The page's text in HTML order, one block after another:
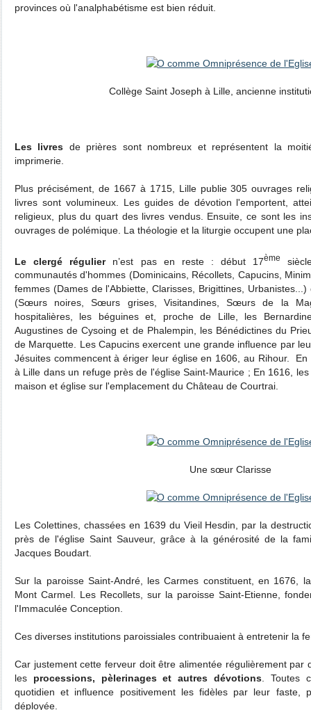
provinces où l'analphabétisme est bien réduit.
Collège Saint Joseph à Lille, ancienne
Les livres de prières sont nombreux et représentent la
imprimerie.
Plus précisément, de 1667 à 1715, Lille publie 305 ouvrages
livres sont volumineux. Les guides de dévotion l'emportent,
religieux, plus du quart des livres vendus. Ensuite, ce sont les
ouvrages de polémique. La théologie et la liturgie occupent une
Le clergé réguliern’est pas en reste : début 17ème
communautés d'hommes (Dominicains, Récollets, Capucins,
femmes (Dames de l'Abbiette, Clarisses, Brigittines,
(Sœurs noires, Sœurs grises, Visitandines, Sœurs de la
hospitalières, les béguines et, proche de Lille, les
Augustines de Cysoing et de Phalempin, les Bénédictines du
de Marquette. Les Capucins exercent une grande influence par
Jésuites commencent à ériger leur église en 1606, au Rihour. En
à Lille dans un refuge près de l'église Saint-Maurice ; En 1616,
maison et église sur l'emplacement du Château de Courtrai.
Une sœur Clarisse
Les Colettines, chassées en 1639 du Vieil Hesdin, par la
près de l'église Saint Sauveur, grâce à la générosité de la
Jacques Boudart.
Sur la paroisse Saint-André, les Carmes constituent, en 1676,
Mont Carmel. Les Recollets, sur la paroisse Saint-Etienne,
l'Immaculée Conception.
Ces diverses institutions paroissiales contribuaient à entretenir la
Car justement cette ferveur doit être alimentée régulièrement par
les processions, pèlerinages et autres dévotions. Toutes
quotidien et influence positivement les fidèles par leur faste,
déployée.